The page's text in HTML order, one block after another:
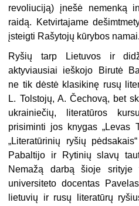
revoliuciją) įnešė nemenką
raidą. Ketvir­tajame
įsteigti Rašytojų kūrybos namai.
Ryšių tarp Lietuvos ir
aktyviausiai ieškojo Birutė
ne tik dėstė klasikinę rusų
L. Tolstojų, A. Čechovą, bet
ukrainiečių, literatūros
prisiminti jos knygas „Levas
„Literatūrinių ryšių
Pabaltijo ir Rytinių slavų
Nemažą darbą šioje
universiteto docentas
lietuvių ir rusų literatūrų